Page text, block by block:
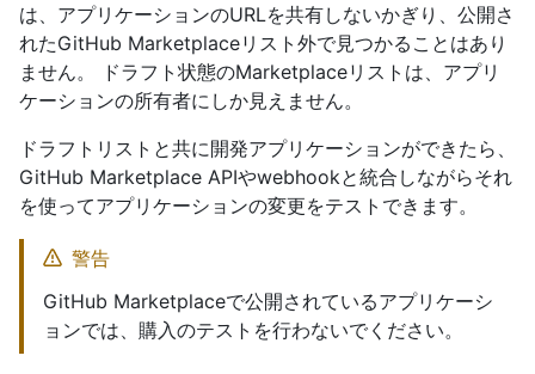
は、アプリケーションのURLを共有しないかぎり、公開さ
れたGitHub Marketplaceリスト外で見つかることはあり
ません。 ドラフト状態のMarketplaceリストは、アプリ
ケーションの所有者にしか見えません。
ドラフトリストと共に開発アプリケーションができたら、
GitHub Marketplace APIやwebhookと統合しながらそれ
を使ってアプリケーションの変更をテストできます。
警告
GitHub Marketplaceで公開されているアプリケーシ
ョンでは、購入のテストを行わないでください。